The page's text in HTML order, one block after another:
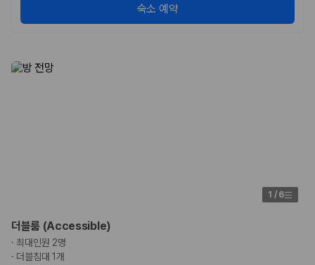
숙소 예약
1 / 6
더블룸 (Accessible)
· 최대인원 2명
· 더블침대 1개